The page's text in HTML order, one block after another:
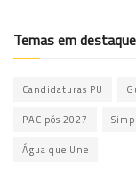
Temas em destaque
Candidaturas PU
PAC pós 2027
Água que Une